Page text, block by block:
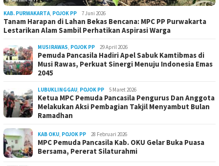
KAB. PURWAKARTA, POJOK PP 7 Juni 2026
Tanam Harapan di Lahan Bekas Bencana: MPC PP Purwakarta
Lestarikan Alam Sambil Perhatikan Aspirasi Warga
MUSIRAWAS, POJOK PP 29 April 2026
Pemuda Pancasila Hadiri Apel Sabuk Kamtibmas di
Musi Rawas, Perkuat Sinergi Menuju Indonesia Emas
2045
LUBUKLINGGAU, POJOK PP 5 Maret 2026
Ketua MPC Pemuda Pancasila Pengurus Dan Anggota
Melakukan Aksi Pembagian Takjil Menyambut Bulan
Ramadhan
KAB OKU, POJOK PP 28 Februari 2026
MPC Pemuda Pancasila Kab. OKU Gelar Buka Puasa
Bersama, Pererat Silaturahmi